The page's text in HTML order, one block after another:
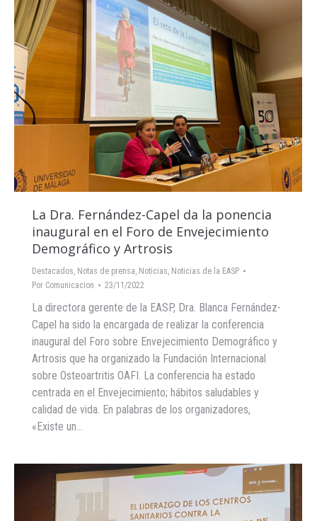
La Dra. Fernández-Capel da la ponencia
inaugural en el Foro de Envejecimiento
Demográfico y Artrosis
Destacados, Notas de prensa, Noticias, Noticias de la EASP
Por Comunicacion 23/11/2022
La directora gerente de la EASP, Dra. Blanca Fernández-
Capel ha sido la encargada de realizar la conferencia
inaugural del Foro sobre Envejecimiento Demográfico y
Artrosis que ha organizado la Fundación Internacional
sobre Osteoartritis OAFI. La conferencia ha estado
centrada en el Envejecimiento; hábitos saludables y
calidad de vida. En palabras de los organizadores,
«Existe un…